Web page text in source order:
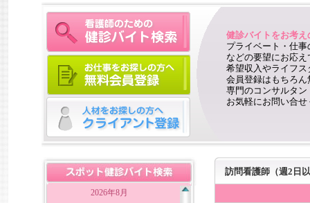
健診バイトをお考
プライベート・仕
などの要望にお応
希望収入やライフ
会員登録はもちろん
専門のコンサルタ
お気軽にお問い合せ
2026年8月
訪問看護師（週2日